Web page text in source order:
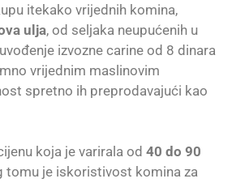
itekako vrijednih komina,
ulja, od seljaka neupućenih u
izvozne carine od 8 dinara
vrijednim maslinovim
spretno ih preprodavajući kao
koja je varirala od 40 do 90
tomu je iskoristivost komina za